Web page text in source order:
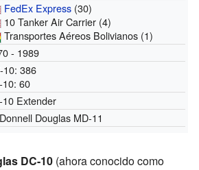
FedEx Express (30)
10 Tanker Air Carrier (4)
Transportes Aéreos Bolivianos (1)
- 1989
10: 386
10: 60
10 Extender
Douglas MD-11
DC-10 (ahora conocido como